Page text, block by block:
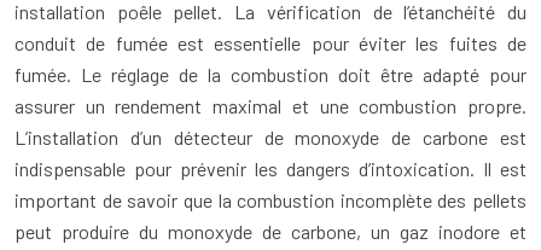
installation poêle pellet. La vérification de l’étanchéité du
conduit de fumée est essentielle pour éviter les fuites de
fumée. Le réglage de la combustion doit être adapté pour
assurer un rendement maximal et une combustion propre.
L’installation d’un détecteur de monoxyde de carbone est
indispensable pour prévenir les dangers d’intoxication. Il est
important de savoir que la combustion incomplète des pellets
peut produire du monoxyde de carbone, un gaz inodore et